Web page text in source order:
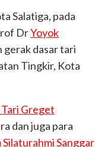
Salatiga, pada
DrYoyok
gerak dasar tari
Tingkir, Kota
Greget
dan juga para
Silaturahmi Sanggar